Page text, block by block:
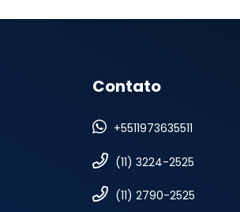
Contato
+5511973635511
(11) 3224-2525
(11) 2790-2525